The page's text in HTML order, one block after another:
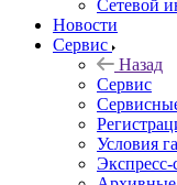
Сетевой
Новости
Сервис
Назад
Сервис
Условия
Экспресс-